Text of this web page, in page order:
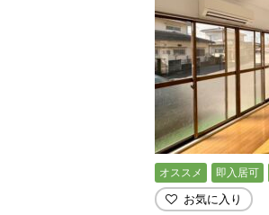
オススメ 即入居可
お気に入り